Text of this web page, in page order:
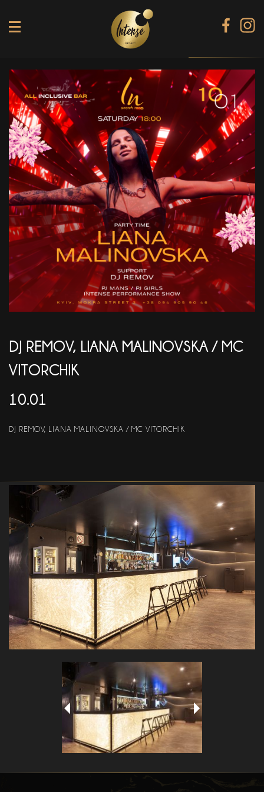
SHINE КАРАОКЕ БАР
BLACK DIAMOND КАРАОКЕ
SECRET ROOM
МЕНЮ
ГАЛЕРЕЯ
БАНКЕТИ
КОНТАКТИ
АКЦІЇ
DJ REMOV, LIANA MALINOVSKA / MC
VITORCHIK
10.01
DJ REMOV, LIANA MALINOVSKA / MC VITORCHIK